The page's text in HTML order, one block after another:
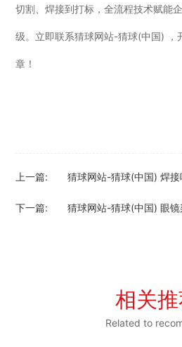
切割、焊接到打标，全流程技术赋能
级。立即联系猜球网站-猜球(中国) ，
章！
上一篇: 猜球网站-猜球(中国) 焊接
下一篇: 猜球网站-猜球(中国) 眼
相关
Related to